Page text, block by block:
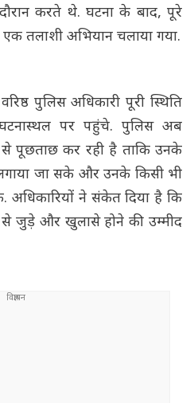
करते थे. घटना के बाद, पूरे
तलाशी अभियान चलाया गया.
पुलिस अधिकारी पूरी स्थिति
पर पहुंचे. पुलिस अब
से पूछताछ कर रही है ताकि उनके
जा सके और उनके किसी भी
अधिकारियों ने संकेत दिया है कि
जुड़े और खुलासे होने की उम्मीद